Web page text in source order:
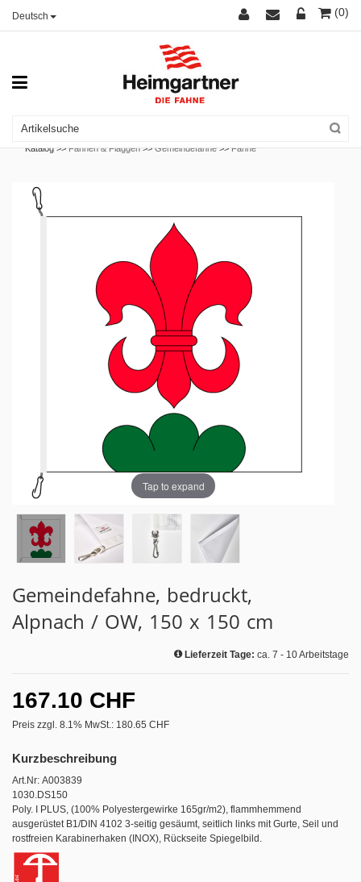
Deutsch (0)
Katalog >>Fahnen & Flaggen >>Gemeindefahne >>Fahne
Tap to expand
Gemeindefahne, bedruckt,
Alpnach / OW, 150 x 150 cm
Lieferzeit Tage: ca. 7 - 10 Arbeitstage
167.10 CHF
Preis zzgl. 8.1% MwSt.: 180.65 CHF
Kurzbeschreibung
Art.Nr: A003839
1030.DS150
Poly. I PLUS, (100% Polyestergewirke 165gr/m2), flammhemmend
ausgerüstet B1/DIN 4102 3-seitig gesäumt, seitlich links mit Gurte, Seil und
rostfreien Karabinerhaken (INOX), Rückseite Spiegelbild.